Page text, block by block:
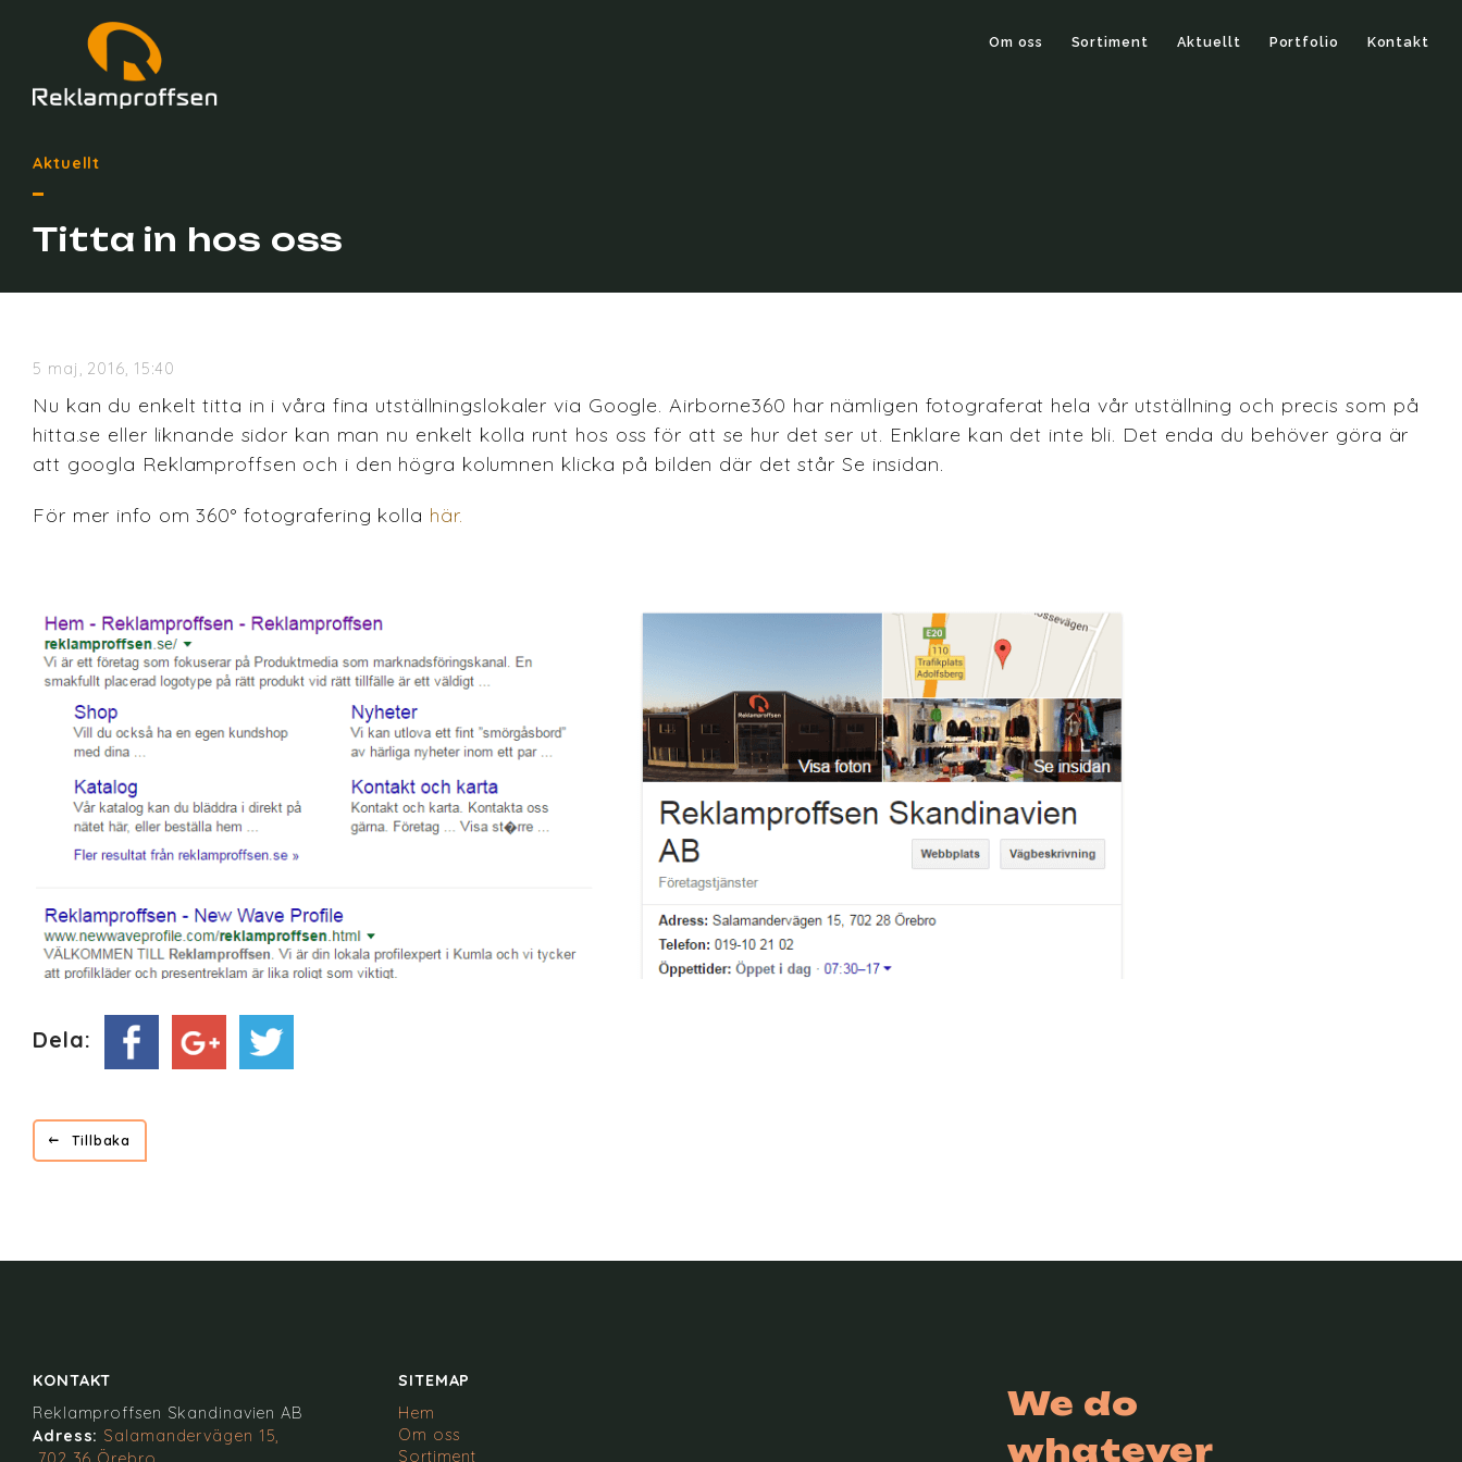
Om oss Sortiment Aktuellt Portfolio Kontakt
Aktuellt
Titta in hos oss
5 maj, 2016, 15:40
Nu kan du enkelt titta in i våra fina utställningslokaler via Google. Airborne360 har nämligen fotograferat hela vår utställning och precis som på
hitta.se eller liknande sidor kan man nu enkelt kolla runt hos oss för att se hur det ser ut. Enklare kan det inte bli. Det enda du behöver göra är
att googla Reklamproffsen och i den högra kolumnen klicka på bilden där det står Se insidan.
För mer info om 360° fotografering kolla här.
Dela:
Tillbaka
KONTAKT
Reklamproffsen Skandinavien AB
Adress: Salamandervägen 15,
SITEMAP
Hem
Om oss
Sortiment
We do
whatever